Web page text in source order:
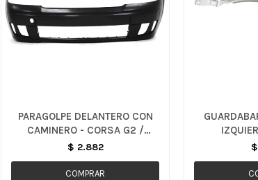
PARAGOLPE DELANTERO CON
CAMINERO - CORSA G2 /
MONTANA
$ 2.882 $